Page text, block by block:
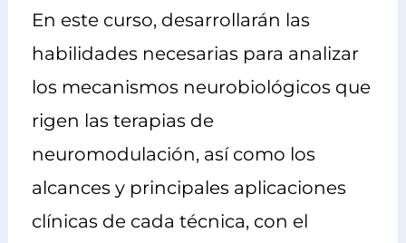
En este curso, desarrollarán las
habilidades necesarias para analizar
los mecanismos neurobiológicos que
rigen las terapias de
neuromodulación, así como los
alcances y principales aplicaciones
clínicas de cada técnica, con el